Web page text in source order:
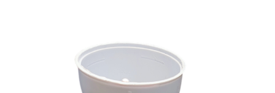
Ghirlande luminoase
Modul Led pentru aplica